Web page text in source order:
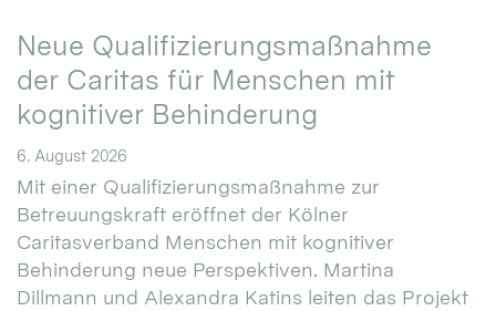
Neue Qualifizierungsmaßnahme
der Caritas für Menschen mit
kognitiver Behinderung
6. August 2026
Mit einer Qualifizierungsmaßnahme zur
Betreuungskraft eröffnet der Kölner
Caritasverband Menschen mit kognitiver
Behinderung neue Perspektiven. Martina
Dillmann und Alexandra Katins leiten das Projekt